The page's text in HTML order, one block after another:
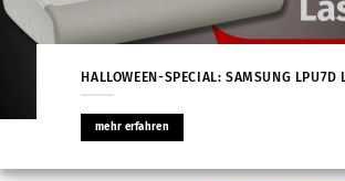
HALLOWEEN-SPECIAL: SAMSUNG LPU7D
mehr erfahren